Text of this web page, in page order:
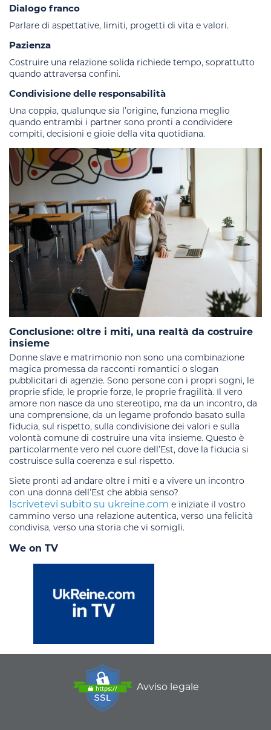
Dialogo franco
Parlare di aspettative, limiti, progetti di vita e valori.
Pazienza
Costruire una relazione solida richiede tempo, soprattutto
quando attraversa confini.
Condivisione delle responsabilità
Una coppia, qualunque sia l’origine, funziona meglio
quando entrambi i partner sono pronti a condividere
compiti, decisioni e gioie della vita quotidiana.
Conclusione: oltre i miti, una realtà da costruire
insieme
Donne slave e matrimonio non sono una combinazione
magica promessa da racconti romantici o slogan
pubblicitari di agenzie. Sono persone con i propri sogni, le
proprie sfide, le proprie forze, le proprie fragilità. Il vero
amore non nasce da uno stereotipo, ma da un incontro, da
una comprensione, da un legame profondo basato sulla
fiducia, sul rispetto, sulla condivisione dei valori e sulla
volontà comune di costruire una vita insieme. Questo è
particolarmente vero nel cuore dell’Est, dove la fiducia si
costruisce sulla coerenza e sul rispetto.
Siete pronti ad andare oltre i miti e a vivere un incontro
con una donna dell’Est che abbia senso?
Iscrivetevi subito su ukreine.com e iniziate il vostro
cammino verso una relazione autentica, verso una felicità
condivisa, verso una storia che vi somigli.
We on TV
Avviso legale